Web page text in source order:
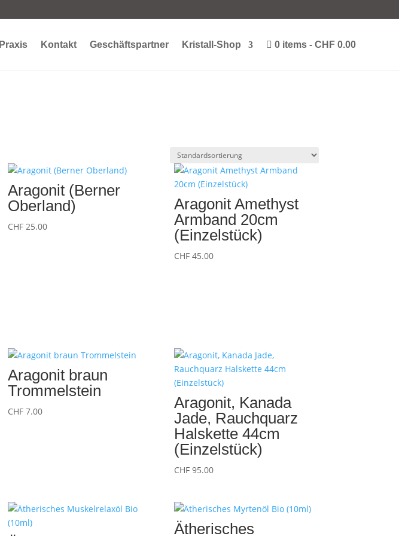
Praxis Kontakt Geschäftspartner Kristall-Shop 0 items CHF 0.00
Aragonit (Berner
Oberland)
CHF 25.00
Aragonit Amethyst
Armband 20cm
(Einzelstück)
CHF 45.00
Aragonit braun
Trommelstein
CHF 7.00
Aragonit, Kanada
Jade, Rauchquarz
Halskette 44cm
(Einzelstück)
CHF 95.00
Ätherisches